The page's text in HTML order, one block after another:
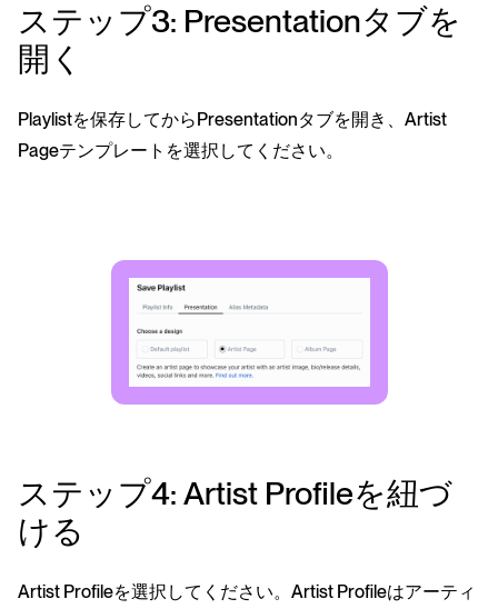
ステップ3: Presentationタブを
開く
Playlistを保存してからPresentationタブを開き、Artist
Pageテンプレートを選択してください。
ステップ4: Artist Profileを紐づ
ける
Artist Profileを選択してください。Artist Profileはアーティ